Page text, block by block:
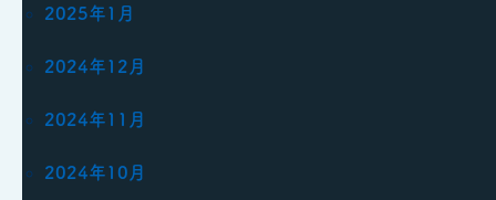
2025年1月
2024年12月
2024年11月
2024年10月